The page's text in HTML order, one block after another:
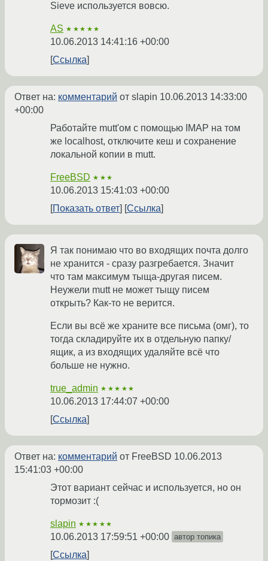
Sieve используется вовсю.
AS ★★★★★
10.06.2013 14:41:16 +00:00
Ссылка
Ответ на: комментарий от slapin 10.06.2013 14:33:00
+00:00
Работайте mutt'ом с помощью IMAP на том
же localhost, отключите кеш и сохранение
локальной копии в mutt.
FreeBSD ★★★
10.06.2013 15:41:03 +00:00
Показать ответ
Ссылка
Я так понимаю что во входящих почта долго
не хранится - сразу разгребается. Значит
что там максимум тыща-другая писем.
Неужели mutt не может тыщу писем
открыть? Как-то не верится.
Если вы всё же храните все письма (омг), то
тогда складируйте их в отдельную папку/
ящик, а из входящих удаляйте всё что
больше не нужно.
true_admin ★★★★★
10.06.2013 17:44:07 +00:00
Ссылка
Ответ на: комментарий от FreeBSD 10.06.2013
15:41:03 +00:00
Этот вариант сейчас и используется, но он
тормозит :(
slapin ★★★★★
10.06.2013 17:59:51 +00:00 автор топика
Ссылка